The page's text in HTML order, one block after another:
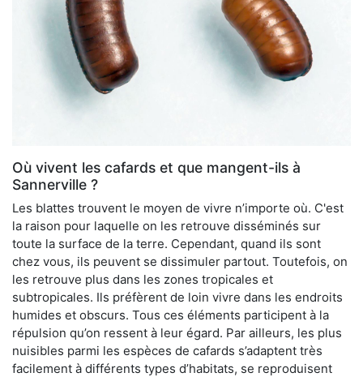
Où vivent les cafards et que mangent-ils à
Sannerville ?
Les blattes trouvent le moyen de vivre n’importe où. C'est
la raison pour laquelle on les retrouve disséminés sur
toute la surface de la terre. Cependant, quand ils sont
chez vous, ils peuvent se dissimuler partout. Toutefois, on
les retrouve plus dans les zones tropicales et
subtropicales. Ils préfèrent de loin vivre dans les endroits
humides et obscurs. Tous ces éléments participent à la
répulsion qu’on ressent à leur égard. Par ailleurs, les plus
nuisibles parmi les espèces de cafards s’adaptent très
facilement à différents types d’habitats, se reproduisent